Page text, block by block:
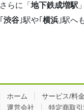
さらに「 地下鉄成増駅
｢ 渋谷 ｣駅や｢ 横浜 ｣駅へ
ホーム サービス/料金
運営会社
特定商取